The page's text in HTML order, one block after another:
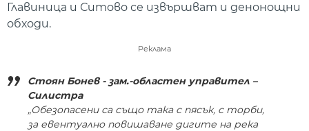
Главиница и Ситово се извършват и денонощни
обходи.
Реклама
Стоян Бонев - зам.-областен управител –
Силистра
„Обезопасени са също така с пясък, с торби,
за евентуално повишаване дигите на река